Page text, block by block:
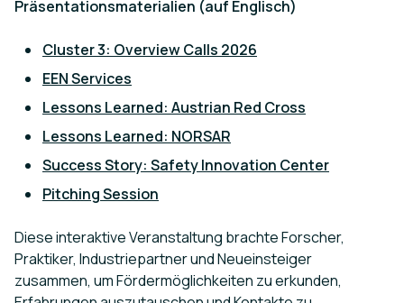
Präsentationsmaterialien (auf Englisch)
Cluster 3: Overview Calls 2026
EEN Services
Lessons Learned: Austrian Red Cross
Lessons Learned: NORSAR
Success Story: Safety Innovation Center
Pitching Session
Diese interaktive Veranstaltung brachte Forscher,
Praktiker, Industriepartner und Neueinsteiger
zusammen, um Fördermöglichkeiten zu erkunden,